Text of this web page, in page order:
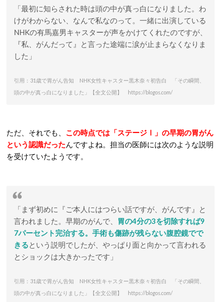
「最初に知らされた時は頭の中が真っ白になりました。わ
けがわからない、なんで私なのって。一緒に出演している
NHKの有馬嘉男キャスターが声をかけてくれたのですが、
『私、がんだって』と言った途端に涙が止まらなくなりま
した」
引用：31歳で胃がん告知 NHK女性キャスター黒木奈々初告白 「その瞬間、
頭の中が真っ白になりました」【全文公開】 https://blogos.com/
ただ、それでも、 この時点では「ステージⅠ」の早期の胃がん
という認識だったんですよね。担当の医師には次のような説明
を受けていたようです。
「まず初めに『ご本人にはつらい話ですが、がんです』と
言われました。早期のがんで、
胃の4分の3を切除すれば9
7パーセント完治する。手術も傷跡が残らない腹腔鏡でで
きるという説明でしたが、やっぱり面と向かって言われる
とショックは大きかったです」
引用：31歳で胃がん告知 NHK女性キャスター黒木奈々初告白 「その瞬間、
頭の中が真っ白になりました」【全文公開】 https://blogos.com/